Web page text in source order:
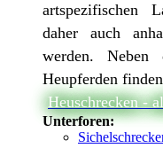
artspezifischen
daher auch
werden. Neben
Heupferden
Heuschrecken -
Unterforen: